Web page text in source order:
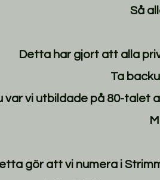
Så
Detta har gjort att alla
Ta
var vi utbildade på 80-talet
gör att vi numera i